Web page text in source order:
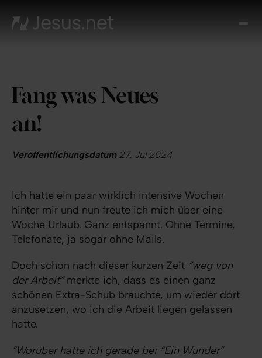
Fang was Neues
an!
Veröffentlichungsdatum27. Jul 2024
Ich hatte ein paar wirklich intensive Wochen
hinter mir und nun freute ich mich über eine
Woche Urlaub. Ganz entspannt. Ohne Termine,
Telefonate, ja sogar ohne Mails.
Doch schon nach dieser kurzen Zeit “weg von
der Arbeit”merkte ich, dass es einen ganz
schönen Extra-Schub brauchte, um wieder dort
anzusetzen, wo ich die Arbeit liegen gelassen
hatte.
“Worüber hatte ich gerade bei “Ein Wunder”